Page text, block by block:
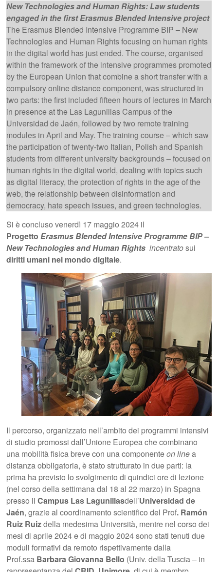
New Technologies and Human Rights: Law students
engaged in the first Erasmus Blended Intensive project
The Erasmus Blended Intensive Programme BIP – New
Technologies and Human Rights focusing on human rights
in the digital world has just ended. The course, organised
within the framework of the intensive programmes promoted
by the European Union that combine a short transfer with a
compulsory online distance component, was structured in
two parts: the first included fifteen hours of lectures in March
in presence at the Las Lagunillas Campus of the
Universidad de Jaén, followed by two remote training
modules in April and May. The training course – which saw
the participation of twenty-two Italian, Polish and Spanish
students from different university backgrounds – focused on
human rights in the digital world, dealing with topics such
as digital literacy, the protection of rights in the age of the
web, the relationship between disinformation and
democracy, hate speech issues, and green technologies.
Si è concluso venerdì 17 maggio 2024 il
ProgettoErasmus Blended Intensive Programme BIP –
New Technologies and Human Rights incentratosui
diritti umani nel mondo digitale.
Il percorso, organizzato nell’ambito dei programmi intensivi
di studio promossi dall’Unione Europea che combinano
una mobilità fisica breve con una componenteon linea
distanza obbligatoria, è stato strutturato in due parti: la
prima ha previsto lo svolgimento di quindici ore di lezione
(nel corso della settimana dal 18 al 22 marzo) in Spagna
presso ilCampus Las Lagunillasdell’Universidad de
Jaén, grazie al coordinamento scientifico del Prof. Ramón
Ruiz Ruizdella medesima Università, mentre nel corso dei
mesi di aprile 2024 e di maggio 2024 sono stati tenuti due
moduli formativi da remoto rispettivamente dalla
Prof.ssa Barbara Giovanna Bello (Univ. della Tuscia – in